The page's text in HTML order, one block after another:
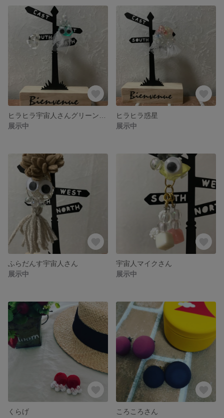
展示中
ヒラヒラ惑星
展示中
ふらだんす宇宙人さん
展示中
宇宙人マイクさん
展示中
くらげ
ころころさん